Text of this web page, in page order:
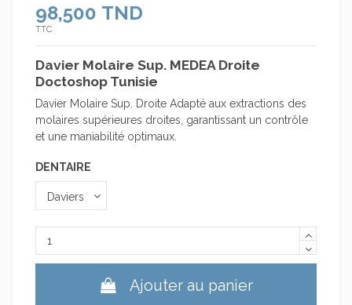
98,500 TND
TTC
Davier Molaire Sup. MEDEA Droite
Doctoshop Tunisie
Davier Molaire Sup. Droite Adapté aux extractions des
molaires supérieures droites, garantissant un contrôle
et une maniabilité optimaux.
DENTAIRE
Ajouter au panier